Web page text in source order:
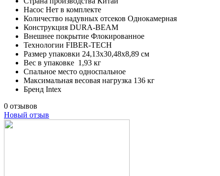
Насос Нет в комплекте
Количество надувных отсеков Однокамерная
Конструкция DURA-BEAM
Внешнее покрытие Флокированное
Технологии FIBER-TECH
Размер упаковки 24,13х30,48х8,89 см
Вес в упаковке 1,93 кг
Спальное место односпальное
Максимальная весовая нагрузка 136 кг
Бренд Intex
0 отзывов
Новый отзыв